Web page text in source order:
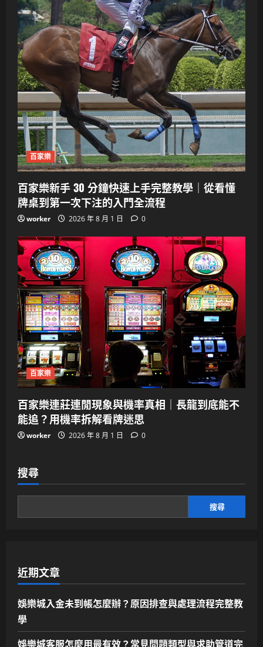
百家樂
百家樂新手 30 分鐘快速上手完整教學｜從看懂
牌桌到第一次下注的入門全流程
worker 2026 年 8 月 1 日 0
百家樂
百家樂連莊連閒現象與機率真相｜長龍到底能不
能追？用機率拆解看牌迷思
worker 2026 年 8 月 1 日 0
搜尋
搜尋
近期文章
娛樂城入金未到帳怎麼辦？原因排查與處理流程完整教
學
娛樂城客服怎麼用最有效？常見問題類型與求助管道完